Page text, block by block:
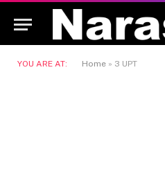
YOU ARE AT: Home » 3 UPT